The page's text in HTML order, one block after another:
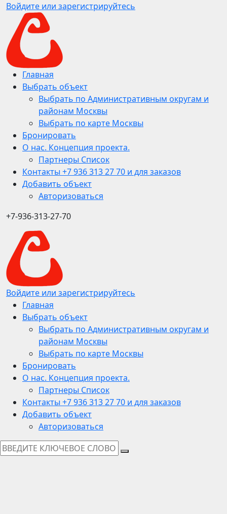
Войдите или зарегистрируйтесь
Главная
Выбрать объект
Выбрать по Административным округам и
районам Москвы
Выбрать по карте Москвы
Бронировать
О нас. Концепция проекта.
Партнеры Список
Контакты +7 936 313 27 70 и для заказов
Добавить объект
Авторизоваться
+7-936-313-27-70
Войдите или зарегистрируйтесь
Главная
Выбрать объект
Выбрать по Административным округам и
районам Москвы
Выбрать по карте Москвы
Бронировать
О нас. Концепция проекта.
Партнеры Список
Контакты +7 936 313 27 70 и для заказов
Добавить объект
Авторизоваться